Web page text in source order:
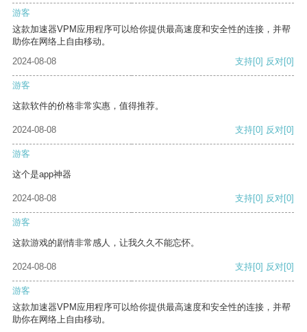
游客
这款加速器VPM应用程序可以给你提供最高速度和安全性的连接，并帮
助你在网络上自由移动。
2024-08-08
支持[0] 反对[0]
游客
这款软件的价格非常实惠，值得推荐。
2024-08-08 支持[0] 反对[0]
游客
这个是app神器
2024-08-08 支持[0] 反对[0]
游客
这款游戏的剧情非常感人，让我久久不能忘怀。
2024-08-08 支持[0] 反对[0]
游客
这款加速器VPM应用程序可以给你提供最高速度和安全性的连接，并帮
助你在网络上自由移动。